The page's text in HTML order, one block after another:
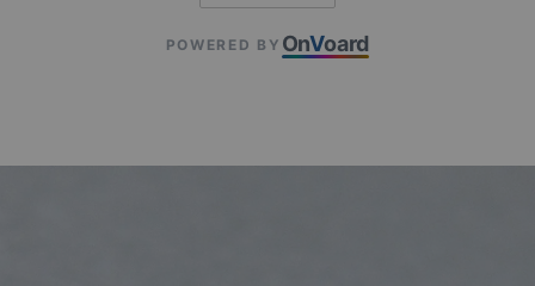
POWERED BY OnVoard